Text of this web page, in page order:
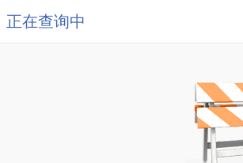
正在查询中